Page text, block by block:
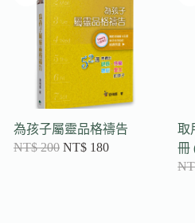
為孩子屬靈品格禱告
NT$200 NT$ 180
取
冊